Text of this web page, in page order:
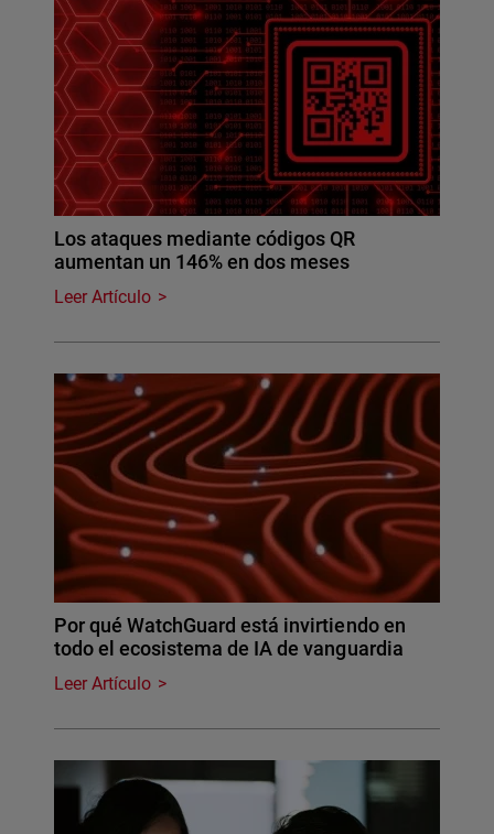
Los ataques mediante códigos QR
aumentan un 146% en dos meses
Leer Artículo
Por qué WatchGuard está invirtiendo en
todo el ecosistema de IA de vanguardia
Leer Artículo